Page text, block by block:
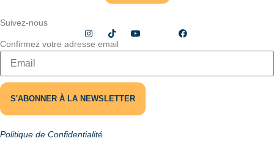
Suivez-nous
Confirmez votre adresse email
Politique de Confidentialité